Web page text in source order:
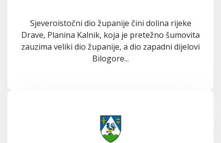
Sjeveroistočni dio županije čini dolina rijeke
Drave, Planina Kalnik, koja je pretežno šumovita
zauzima veliki dio županije, a dio zapadni dijelovi
Bilogore...